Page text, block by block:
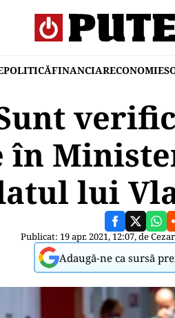
POLITICĂFINANCIARECONOMIE
lui
Publicat: 19 apr. 2021, 12:07, de
Adaugă-ne ca sursă